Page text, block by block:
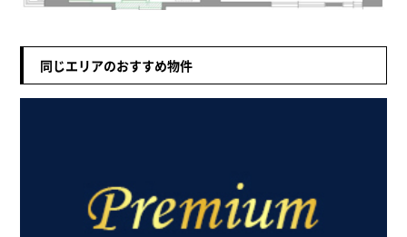
同じエリアのおすすめ物件